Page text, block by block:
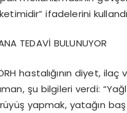
ifadelerini
TEDAVİ BULUNUYOR
hastalığının diyet,
şu bilgileri verdi:
yapmak, yatağın baş